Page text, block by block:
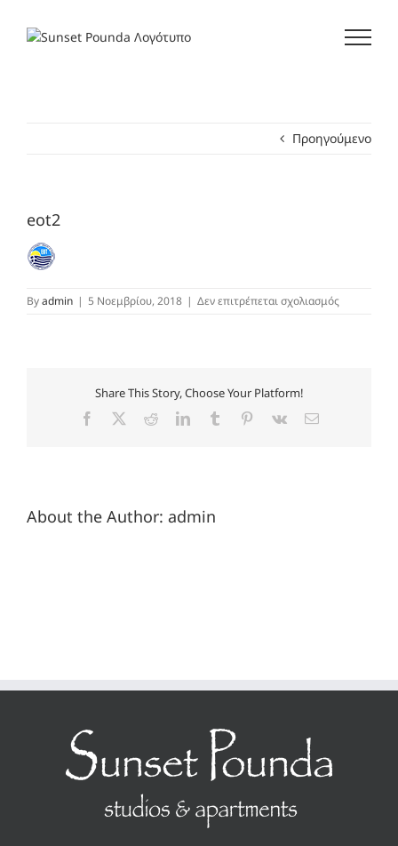
περιεχόμενο
Προηγούμενο
eot2
Byadmin | 5 Νοεμβρίου, 2018 | Δεν επιτρέπεται σχολιασμός
Share This Story, Choose Your Platform!
Facebook RedditLinkedInTumblr Pinterest
Vk Email
About the Author: admin